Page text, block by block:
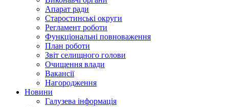
Апарат ради
Старостинські округи
Регламент роботи
Функціональні повноваження
План роботи
Звіт селищного голови
Очищення влади
Вакансії
Нагородження
Новини
Галузева інформація